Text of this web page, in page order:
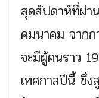
สุดสัปดาห์ที่ผ่า
คมนาคม จากก
จะมีผู้คนราว
เทศกาลปีนี้ ซึ่ง